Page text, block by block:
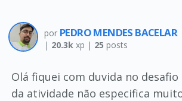
por PEDRO MENDES BACELAR
| 20.3kxp | 25 posts
Olá fiquei com duvida no desafio
da atividade não especifica